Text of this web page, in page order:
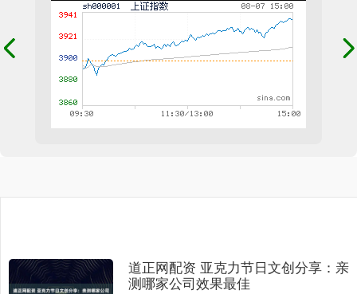
道正网配资 亚克力节日文创分享：亲
测哪家公司效果最佳